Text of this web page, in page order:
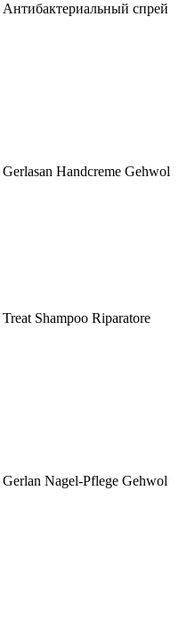
Антибактериальный спрей
Gerlasan Handcreme Gehwol
Treat Shampoo Riparatore
Gerlan Nagel-Pflege Gehwol